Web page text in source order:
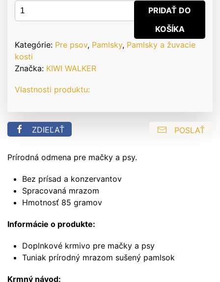
množstvo
Kiwi
-
100%
Tuniakové
PRIDAŤ DO
KOŠÍKA
Kategórie: Pre psov, Pamlsky, Pamlsky a žuvacie
kosti
Značka: KIWI WALKER
Vlastnosti produktu:
ZDIEĽAŤ POSLAŤ
Prírodná odmena pre mačky a psy.
Bez prísad a konzervantov
Spracovaná mrazom
Hmotnosť 85 gramov
Informácie o produkte:
Doplnkové krmivo pre mačky a psy
Tuniak prírodný mrazom sušený pamlsok
Krmný návod: